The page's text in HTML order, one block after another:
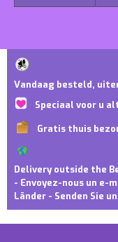
Vandaag besteld,
Speciaal voor u
Gratis thuis
Delivery outside the
- Envoyez-nous un e-
Länder - Senden Sie